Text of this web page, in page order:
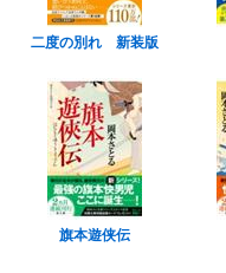
二度の別れ 新装版
旗本遊侠伝